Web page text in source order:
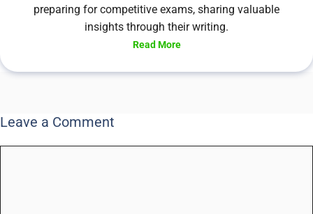
preparing for competitive exams, sharing valuable
insights through their writing.
Read More
Leave a Comment